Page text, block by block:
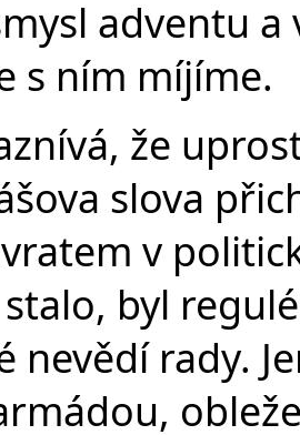
adventu
s ním míjíme.
že
slova
v
byl
nevědí rady.